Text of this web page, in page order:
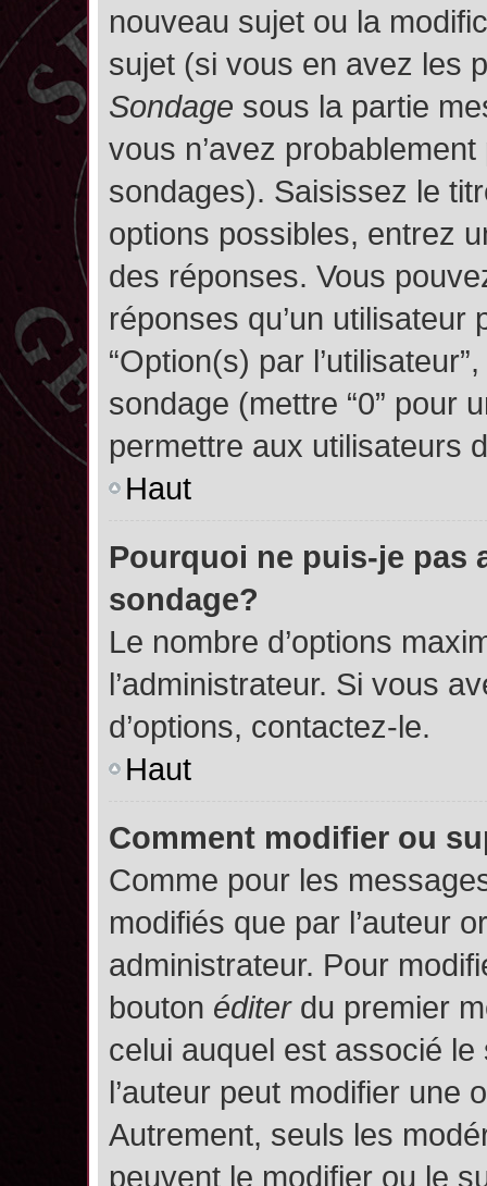
nouveau sujet ou la
sujet (si vous en avez les
Sondage sous la partie
vous n’avez
sondages). Saisissez le
options possibles, entrez
des réponses. Vous
réponses qu’un
“Option(s) par
sondage (mettre “0” pour
permettre aux utilisateurs
Haut
Pourquoi ne puis-je pas
sondage?
Le nombre d’options
l’administrateur. Si vous
d’options, contactez-le.
Haut
Comment modifier ou
Comme pour les
modifiés que par l’auteur
administrateur. Pour
bouton éditerdu premier
celui auquel est associé le
l’auteur peut modifier une
Autrement, seuls les
peuvent le modifier ou le